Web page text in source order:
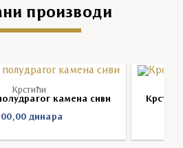
производи
Крстићи
камена сиви
динара
Крстић